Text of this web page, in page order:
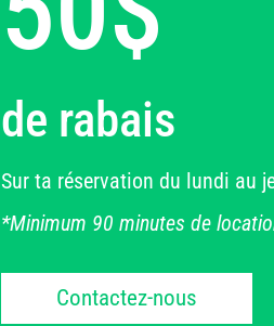
de rabais
Sur ta réservation du lundi au
*Minimum 90 minutes de
Contactez-nous